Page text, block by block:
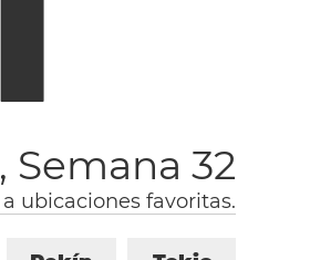
Semana 32
ubicaciones favoritas.